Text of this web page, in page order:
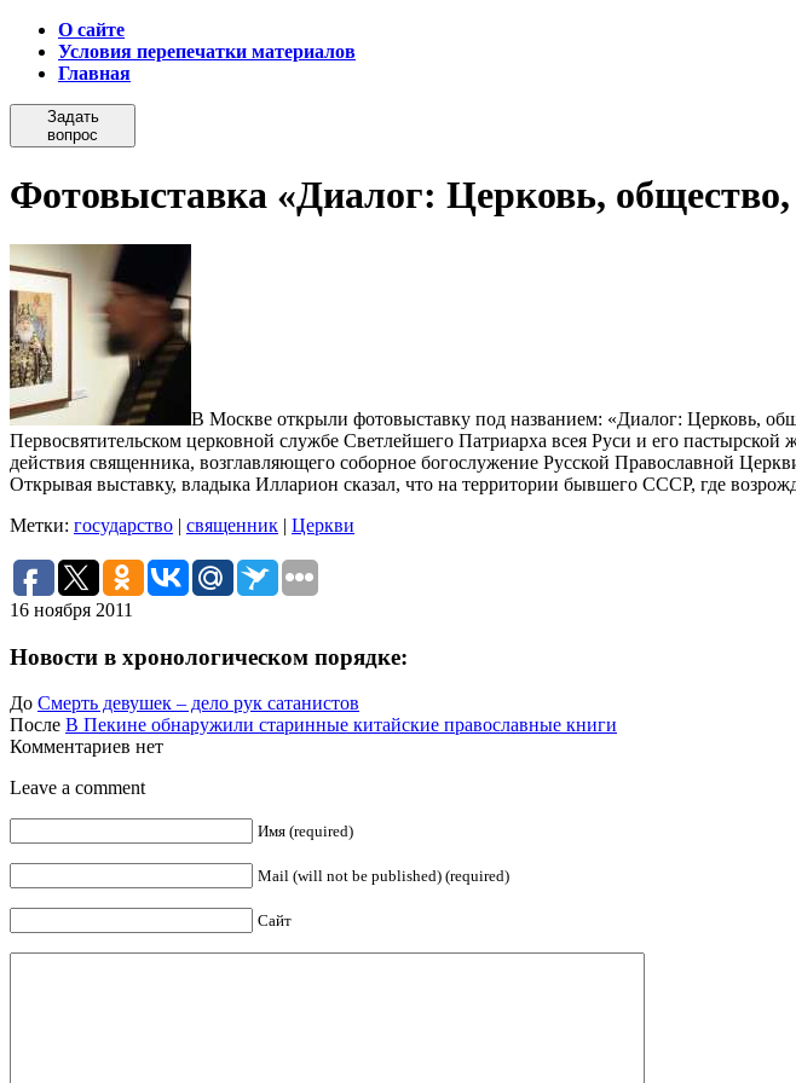
О сайте
Условия перепечатки материалов
Главная
Задать
вопрос
Фотовыставка «Диалог: Церковь, общество,
В Москве открыли фотовыставку под названием: «Диалог: Церковь,
Первосвятительском церковной службе Светлейшего Патриарха всея Руси и его
действия священника, возглавляющего соборное богослужение Русской Православной
Открывая выставку, владыка Илларион сказал, что на территории бывшего СССР, где
Метки: государство | священник | Церкви
16 ноября 2011
Новости в хронологическом порядке:
До Смерть девушек – дело рук сатанистов
После В Пекине обнаружили старинные китайские православные книги
Комментариев нет
Leave a comment
Имя (required)
Mail (will not be published) (required)
Сайт